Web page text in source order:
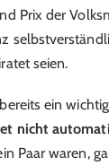
Prix der
seien.
ein
nicht
Paar waren,